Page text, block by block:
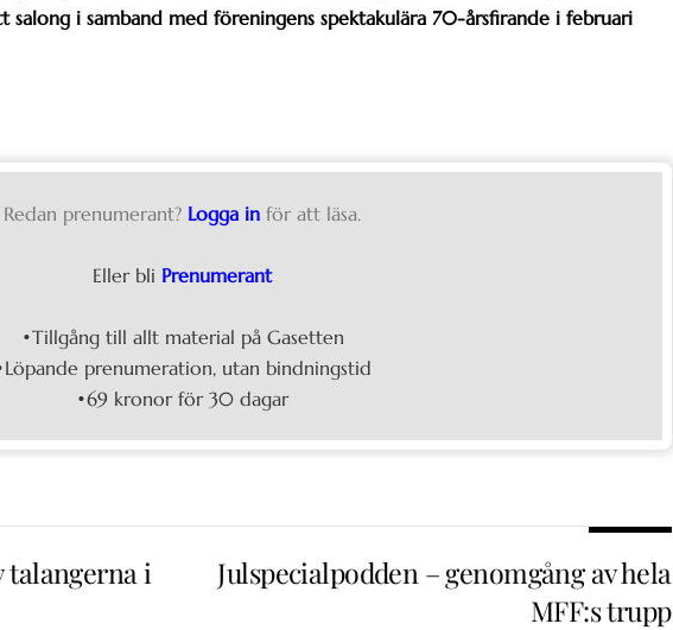
salong i samband med föreningens spektakulära 70-årsfirande i februari
Redan prenumerant? Logga in för att läsa.
Eller bli Prenumerant
•Tillgång till allt material på Gasetten
prenumeration, utan bindningstid
•69 kronor för 30 dagar
talangerna i
Julspecialpodden – genomgång av hela
MFF:s trupp